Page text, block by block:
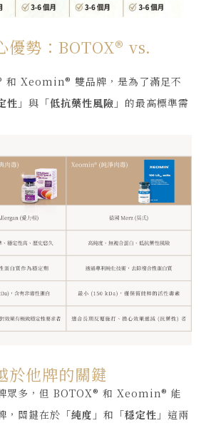
勢：BOTOX® vs.
和 Xeomin® 雙品牌，是為了滿足不
性」 與 「低抗藥性風險」 的最高標準需
他牌的關鍵
眾多，但 BOTOX® 和 Xeomin® 能
，關鍵在於 「純度」 和 「穩定性」 這兩